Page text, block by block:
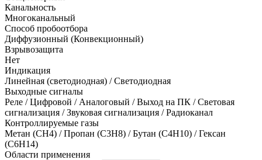
Канальность
Многоканальный
Способ пробоотбора
Диффузионный (Конвекционный)
Взрывозащита
Нет
Индикация
Линейная (светодиодная) / Светодиодная
Выходные сигналы
Реле / Цифровой / Аналоговый / Выход на ПК / Световая
сигнализация / Звуковая сигнализация / Радиоканал
Контроллируемые газы
Метан (CH4) /Пропан (C3H8) /Бутан (C4H10) /Гексан
(C6H14)
Области применения